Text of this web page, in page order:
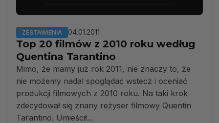
ZESTAWIENIA 04.01.2011
Top 20 filmów z 2010 roku według
Quentina Tarantino
Mimo, że mamy już rok 2011, nie znaczy to, że
nie możemy nadal spoglądać wstecz i oceniać
produkcji filmowych z 2010 roku. Na taki krok
zdecydował się znany reżyser filmowy Quentin
Tarantino. Umieścił...